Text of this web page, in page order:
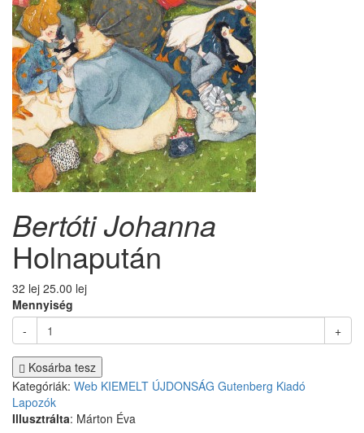
Bertóti Johanna
Holnapután
32 lej 25.00 lej
Mennyiség
-
+
Kosárba tesz
Kategóriák: Web KIEMELT ÚJDONSÁG Gutenberg Kiadó
Lapozók
Illusztrálta: Márton Éva